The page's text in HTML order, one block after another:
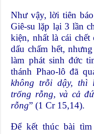
Như vậy, lời tiên
Giê-su lặp lại 3 lần
kiện, nhất là cái
dấu chấm hết,
làm phát sinh đức
thánh Phao-lô đã
không trỗi dậy, thì
trống rỗng, và cả
rỗng” (1 Cr 15,14).
Để kết thúc bài